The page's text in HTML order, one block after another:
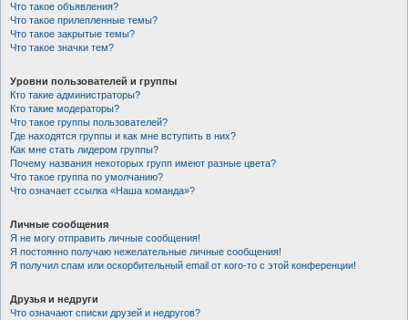
Что такое объявления?
Что такое прилепленные темы?
Что такое закрытые темы?
Что такое значки тем?
Уровни пользователей и группы
Кто такие администраторы?
Кто такие модераторы?
Что такое группы пользователей?
Где находятся группы и как мне вступить в них?
Как мне стать лидером группы?
Почему названия некоторых групп имеют разные цвета?
Что такое группа по умолчанию?
Что означает ссылка «Наша команда»?
Личные сообщения
Я не могу отправить личные сообщения!
Я постоянно получаю нежелательные личные сообщения!
Я получил спам или оскорбительный email от кого-то с этой конференции!
Друзья и недруги
Что означают списки друзей и недругов?